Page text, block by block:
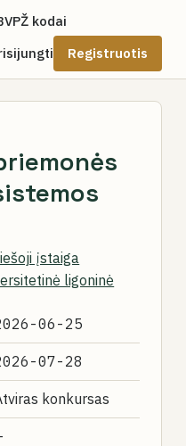
kodai
Registruotis
įstaiga
ligoninė
06-25
07-28
konkursas